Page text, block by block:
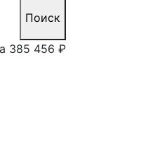
Поиск
385 456 ₽